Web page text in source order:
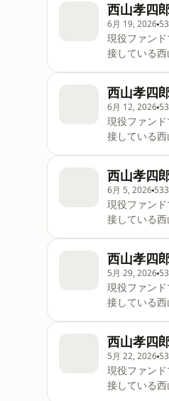
西山孝四
6月 19, 2026
現役ファン
接している
西山孝四
6月 12, 2026
現役ファン
接している
西山孝四
6月 5, 2026
現役ファン
接している
西山孝四
5月 29, 2026
現役ファン
接している
西山孝四
5月 22, 2026
現役ファン
接している